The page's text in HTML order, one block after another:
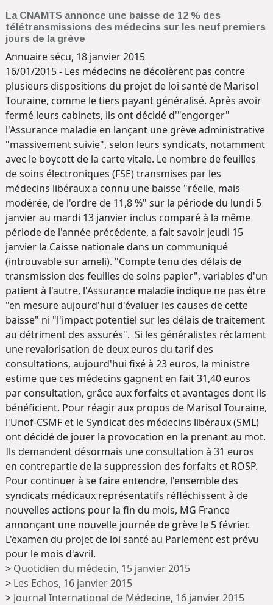
La CNAMTS annonce une baisse de 12 % des
télétransmissions des médecins sur les neuf premiers
jours de la grève
Annuaire sécu, 18 janvier 2015
16/01/2015 - Les médecins ne décolèrent pas contre
plusieurs dispositions du projet de loi santé de Marisol
Touraine, comme le tiers payant généralisé. Après avoir
fermé leurs cabinets, ils ont décidé d'"engorger"
l'Assurance maladie en lançant une grève administrative
"massivement suivie", selon leurs syndicats, notamment
avec le boycott de la carte vitale. Le nombre de feuilles
de soins électroniques (FSE) transmises par les
médecins libéraux a connu une baisse "réelle, mais
modérée, de l'ordre de 11,8 %" sur la période du lundi 5
janvier au mardi 13 janvier inclus comparé à la même
période de l'année précédente, a fait savoir jeudi 15
janvier la Caisse nationale dans un communiqué
(introuvable sur ameli). "Compte tenu des délais de
transmission des feuilles de soins papier", variables d'un
patient à l'autre, l'Assurance maladie indique ne pas être
"en mesure aujourd'hui d'évaluer les causes de cette
baisse" ni "l'impact potentiel sur les délais de traitement
au détriment des assurés". Si les généralistes réclament
une revalorisation de deux euros du tarif des
consultations, aujourd'hui fixé à 23 euros, la ministre
estime que ces médecins gagnent en fait 31,40 euros
par consultation, grâce aux forfaits et avantages dont ils
bénéficient. Pour réagir aux propos de Marisol Touraine,
l'Unof-CSMF et le Syndicat des médecins libéraux (SML)
ont décidé de jouer la provocation en la prenant au mot.
Ils demandent désormais une consultation à 31 euros
en contrepartie de la suppression des forfaits et ROSP.
Pour continuer à se faire entendre, l'ensemble des
syndicats médicaux représentatifs réfléchissent à de
nouvelles actions pour la fin du mois, MG France
annonçant une nouvelle journée de grève le 5 février.
L'examen du projet de loi santé au Parlement est prévu
pour le mois d'avril.
> Quotidien du médecin, 15 janvier 2015
> Les Echos, 16 janvier 2015
> Journal International de Médecine, 16 janvier 2015